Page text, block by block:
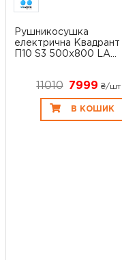
Рушникосушка
електрична Квадрант
П10 S3 500x800 LA...
11010 7999₴/шт
В КОШИК